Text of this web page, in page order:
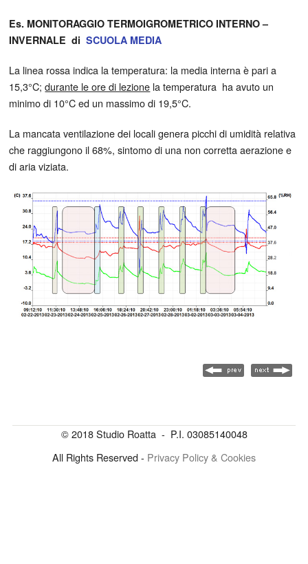
Es. MONITORAGGIO TERMOIGROMETRICO INTERNO –
INVERNALE diSCUOLA MEDIA
La linea rossa indica la temperatura: la media interna è pari a
15,3°C;durante le ore di lezione la temperatura ha avuto un
minimo di 10°C ed un massimo di 19,5°C.
La mancata ventilazione dei locali genera picchi di umidità relativa
che raggiungono il 68%, sintomo di una non corretta aerazione e
di aria viziata.
© 2018 Studio Roatta - P.I. 03085140048
All Rights Reserved - Privacy Policy & Cookies